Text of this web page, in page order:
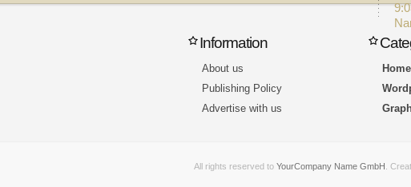
Information
About us
Publishing Policy
Advertise with us
Home
All rights reserved to YourCompany Name GmbH .